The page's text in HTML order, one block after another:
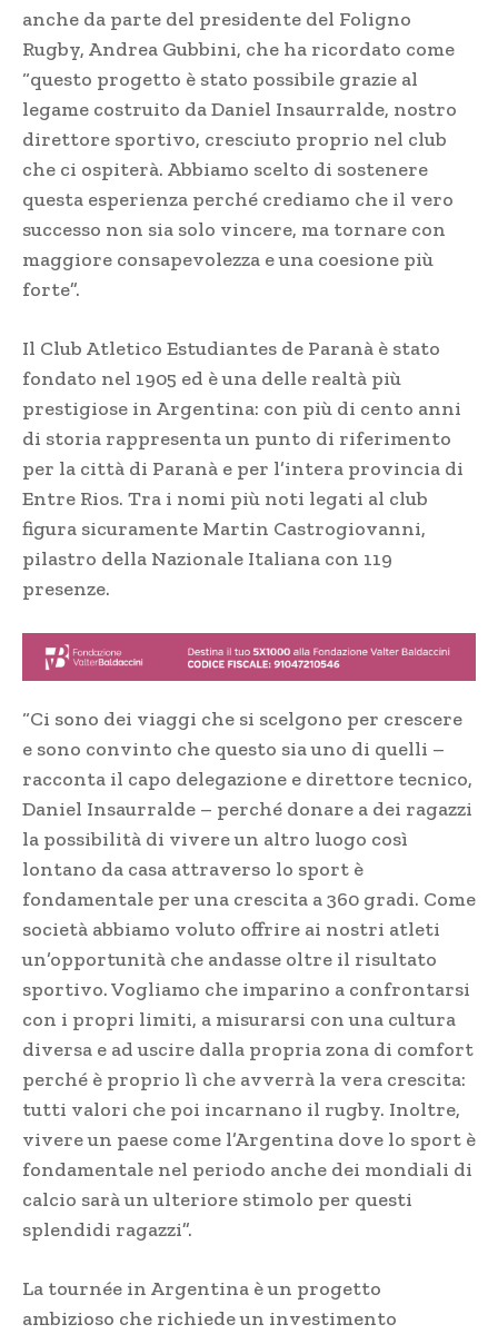
anche da parte del presidente del Foligno
Rugby, Andrea Gubbini, che ha ricordato come
“questo progetto è stato possibile grazie al
legame costruito da Daniel Insaurralde, nostro
direttore sportivo, cresciuto proprio nel club
che ci ospiterà. Abbiamo scelto di sostenere
questa esperienza perché crediamo che il vero
successo non sia solo vincere, ma tornare con
maggiore consapevolezza e una coesione più
forte”.
Il Club Atletico Estudiantes de Paranà è stato
fondato nel 1905 ed è una delle realtà più
prestigiose in Argentina: con più di cento anni
di storia rappresenta un punto di riferimento
per la città di Paranà e per l’intera provincia di
Entre Rios. Tra i nomi più noti legati al club
figura sicuramente Martin Castrogiovanni,
pilastro della Nazionale Italiana con 119
presenze.
“Ci sono dei viaggi che si scelgono per crescere
e sono convinto che questo sia uno di quelli –
racconta il capo delegazione e direttore tecnico,
Daniel Insaurralde – perché donare a dei ragazzi
la possibilità di vivere un altro luogo così
lontano da casa attraverso lo sport è
fondamentale per una crescita a 360 gradi. Come
società abbiamo voluto offrire ai nostri atleti
un’opportunità che andasse oltre il risultato
sportivo. Vogliamo che imparino a confrontarsi
con i propri limiti, a misurarsi con una cultura
diversa e ad uscire dalla propria zona di comfort
perché è proprio lì che avverrà la vera crescita:
tutti valori che poi incarnano il rugby. Inoltre,
vivere un paese come l’Argentina dove lo sport è
fondamentale nel periodo anche dei mondiali di
calcio sarà un ulteriore stimolo per questi
splendidi ragazzi”.
La tournée in Argentina è un progetto
ambizioso che richiede un investimento